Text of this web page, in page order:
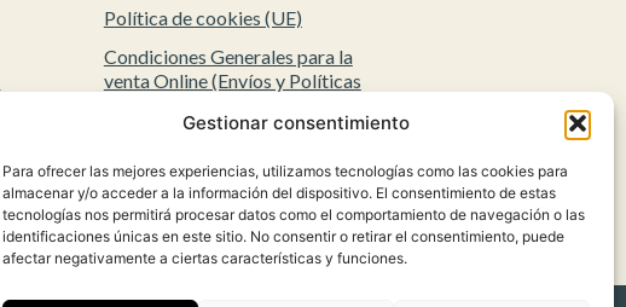
Gestionar consentimiento
Para ofrecer las mejores experiencias, utilizamos tecnologías como las cookies para
almacenar y/o acceder a la información del dispositivo. El consentimiento de estas
tecnologías nos permitirá procesar datos como el comportamiento de navegación o las
identificaciones únicas en este sitio. No consentir o retirar el consentimiento, puede
afectar negativamente a ciertas características y funciones.
Política de cookies (UE)
Condiciones Generales para la
venta Online (Envíos y Políticas